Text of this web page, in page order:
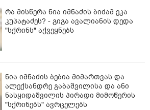
რა მისწერა ნია იმნაძის ბიძამ ეკა
კუპატაძეს? - გიგა ავალიანის დედა
"სქრინს" აქვეყნებს
ნია იმნაძის ბებია მიმართვას და
ალექსანდრე გაბაშვილისა და ანი
ნასყიდაშვილის პირადი მიმოწერის
"სქრინებს" ავრცელებს